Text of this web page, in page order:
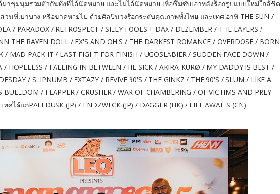
มาชุมนุมรวมตัวกันทั้งที่ได้นัดหมาย และไม่ได้นัดหมาย เพื่อซึมซับเอาพลังร็อกรูปแบบใหม่ใกล้ชิด
วนที่เบาบาง หรือขาดหายไป ด้วยศิลปินวงร็อกระดับคุณภาพทั้งไทย และเทศ อาทิ THE SUN /
/ PARADOX / RETROSPECT / SILLY FOOLS + DAX / DEZEMBER / THE LAYERS /
THE RAVEN DOLL / EX'S AND OH'S / THE DARKEST ROMANCE / OVERDOSE / BORN
/ MAD PACK IT / LAST FIGHT FOR FINISH / UGOSLABIER / SUDDEN FACE DOWN /
/ HOPELESS / FALLING IN BETWEEN / HE SICK / AKIRA-KURØ / MY DADDY IS BEST /
/ SLIPNUMB / EXTAZY / REVIVE 90'S / THE GINKZ / THE 90'S / SLUM / LIKE A
BULLDOM / FLAPPER / CRUSHER / WAR OF CHAMBERING / OF VICTIMS AND PREY
ศได้แก่PALEDUSK (JP) / ENDZWECK (JP) / DAGGER (HK) / LIFE AWAITS (CN)